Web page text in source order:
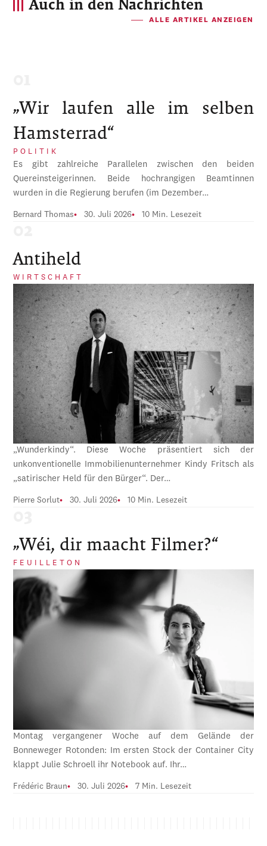
Auch in den Nachrichten
ALLE ARTIKEL ANZEIGEN
„Wir laufen alle im selben
Hamsterrad“
POLITIK
Es gibt zahlreiche Parallelen zwischen den beiden
Quereinsteigerinnen. Beide hochrangigen Beamtinnen
wurden in die Regierung berufen (im Dezember…
Bernard Thomas 30. Juli 2026 10 Min. Lesezeit
Antiheld
WIRTSCHAFT
„Wunderkindy“. Diese Woche präsentiert sich der
unkonventionelle Immobilienunternehmer Kindy Fritsch als
„satirischer Held für den Bürger“. Der…
Pierre Sorlut 30. Juli 2026 10 Min. Lesezeit
„Wéi, dir maacht Filmer?“
FEUILLETON
Montag vergangener Woche auf dem Gelände der
Bonneweger Rotonden: Im ersten Stock der Container City
klappt Julie Schroell ihr Notebook auf. Ihr…
Frédéric Braun 30. Juli 2026 7 Min. Lesezeit